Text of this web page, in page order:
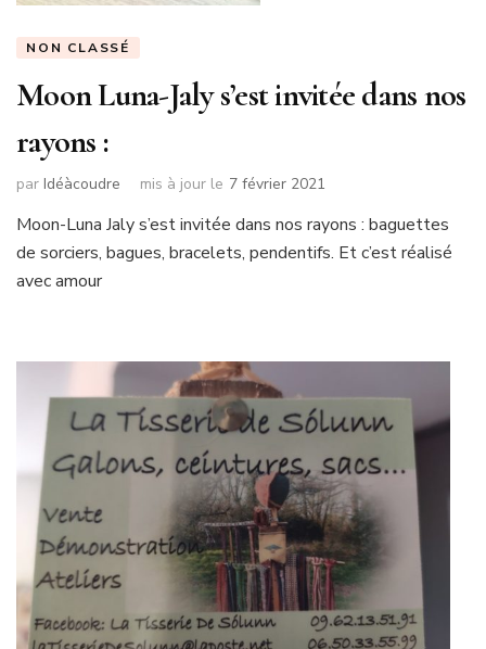
NON CLASSÉ
Moon Luna-Jaly s’est invitée dans nos
rayons :
par Idéàcoudre mis à jour le 7 février 2021
Moon-Luna Jaly s’est invitée dans nos rayons : baguettes
de sorciers, bagues, bracelets, pendentifs. Et c’est réalisé
avec amour